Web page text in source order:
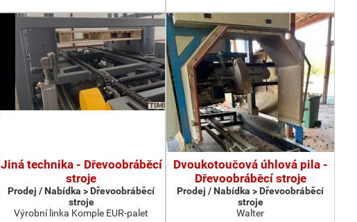
Jiná technika - Dřevoobráběcí
stroje
Prodej / Nabídka > Dřevoobráběcí
stroje
Výrobní linka Komple EUR-palet
Dvoukotoučová úhlová pila -
Dřevoobráběcí stroje
Prodej / Nabídka > Dřevoobráběcí
stroje
Walter